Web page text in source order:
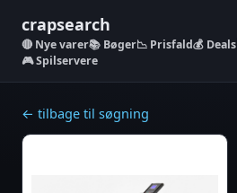
crapsearch
Nye varer📚 Bøger📉 Prisfald💰 Deals
🎮 Spilservere
← tilbage til søgning